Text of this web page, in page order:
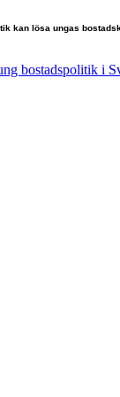
kan lösa ungas